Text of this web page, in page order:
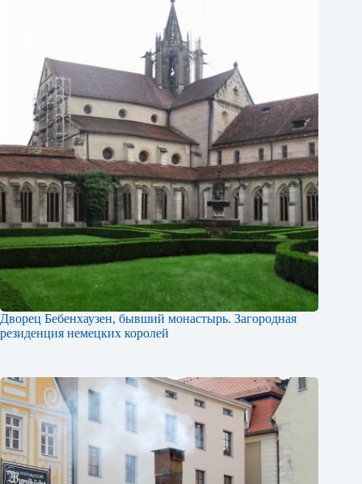
Дворец Бебенхаузен, бывший монастырь. Загородная
резиденция немецких королей